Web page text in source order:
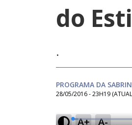
do
.
PROGRAMA DA
28/05/2016 - 23H19
A+ A-
L